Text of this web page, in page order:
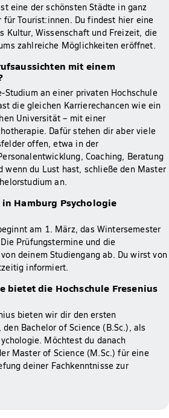
eine der schönsten Städte in ganz
für Tourist:innen. Du findest hier eine
Kultur, Wissenschaft und Freizeit, die
zahlreiche Möglichkeiten eröffnet.
mit einem
Studium an einer privaten Hochschule
die gleichen Karrierechancen wie ein
Universität – mit einer
Dafür stehen dir aber viele
offen, etwa in der
Coaching, Beratung
wenn du Lust hast, schließe den Master
an.
Hamburg Psychologie
am 1. März, das Wintersemester
Prüfungstermine und die
deinem Studiengang ab. Du wirst von
informiert.
bietet die Hochschule Fresenius
bieten wir dir den ersten
Bachelor of Science (B.Sc.), als
Möchtest du danach
Master of Science (M.Sc.) für eine
deiner Fachkenntnisse zur